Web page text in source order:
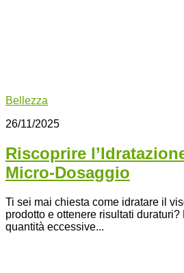
Bellezza
26/11/2025
Riscoprire
Micro-Dosaggio
Ti sei mai chiesta come idratare il
prodotto e ottenere risultati duraturi?
quantità eccessive...